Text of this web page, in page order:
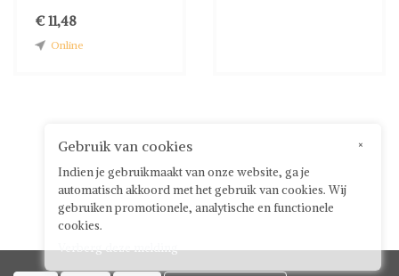
€ 11,48
Online
×
Gebruik van cookies
Indien je gebruikmaakt van onze website, ga je
automatisch akkoord met het gebruik van cookies. Wij
gebruiken promotionele, analytische en functionele
cookies.
Verberg deze melding